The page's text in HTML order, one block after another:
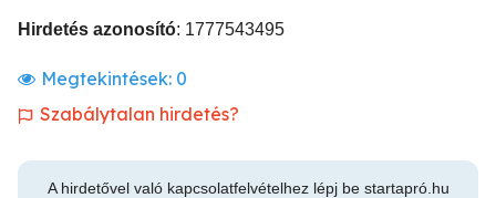
Hirdetés azonosító: 1777543495
Megtekintések: 0
Szabálytalan hirdetés?
A hirdetővel való kapcsolatfelvételhez lépj be startapró.hu